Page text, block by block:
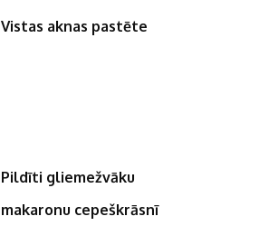
Vistas aknas pastēte
Pildīti gliemežvāku
makaronu cepeškrāsnī